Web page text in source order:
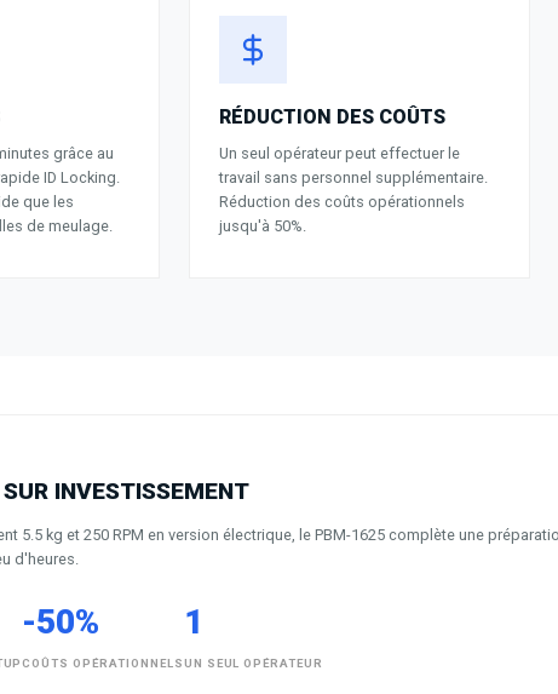
grâce au
ID Locking.
que les
de meulage.
RÉDUCTION DES COÛTS
Un seul opérateur peut effectuer le
travail sans personnel supplémentaire.
Réduction des coûts opérationnels
jusqu'à 50%.
INVESTISSEMENT
5.5 kg et 250 RPM en version électrique, le PBM-1625 complète une
d'heures.
-50%
COÛTS OPÉRATIONNELS
1
UN SEUL OPÉRATEUR